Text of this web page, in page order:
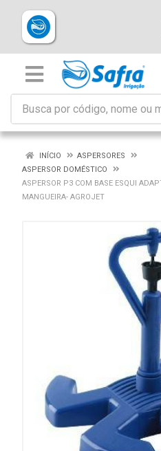
INÍCIO
ASPERSORES
ASPERSOR DOMÉSTICO
ASPERSOR P3 COM BASE ESQUI
MANGUEIRA- AGROJET